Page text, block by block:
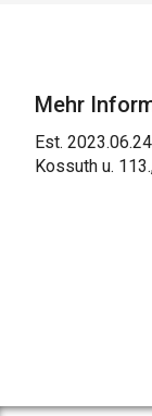
Mehr
Est. 2023.06.24
Kossuth u.